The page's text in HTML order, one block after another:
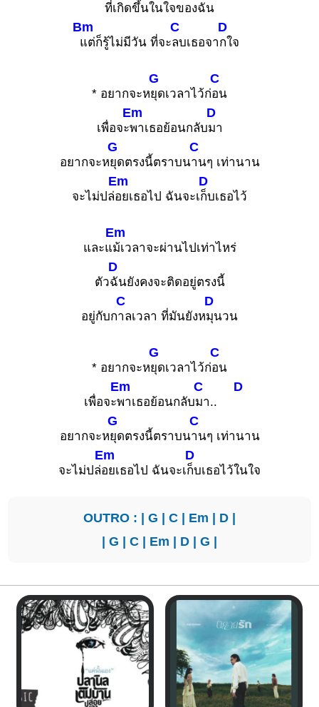
ที่เกิดขึ้นในใจของฉัน
Bm
แต่ก็รู้ไม่มีวัน ที่จะ
C
ลบเธอจา
D
กใจ
* อยากจะห
G
ยุดเวลาไว้ก่
C
อน
เพื่อจะ
Em
พาเธอย้อนกลับ
D
มา
อยากจะห
G
ยุดตรงนี้ตราบน
C
านๆ เท่านาน
จะไม่ปล่
Em
อยเธอไป ฉันจะเ
D
ก็บเธอไว้
และแ
Em
ม้เวลาจะผ่านไปเท่าไหร่
ตัว
D
ฉันยังคงจะติดอยู่ตรงนี้
อยู่กับก
C
าลเวลา ที่มันยังห
D
มุนวน
* อยากจะห
G
ยุดเวลาไว้ก่
C
อน
เพื่อจะ
Em
พาเธอย้อนกลับ
C
มา..
D
อยากจะห
G
ยุดตรงนี้ตราบน
C
านๆ เท่านาน
จะไม่ปล่
Em
อยเธอไป ฉันจะเ
D
ก็บเธอไว้ในใจ
OUTRO : | G | C | Em | D |
| G | C | Em | D | G |